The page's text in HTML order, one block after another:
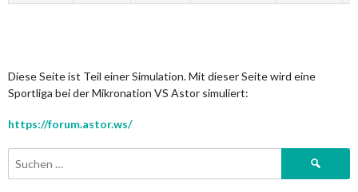
Diese Seite ist Teil einer Simulation. Mit dieser Seite wird eine
Sportliga bei der Mikronation VS Astor simuliert:
https://forum.astor.ws/
Suchen